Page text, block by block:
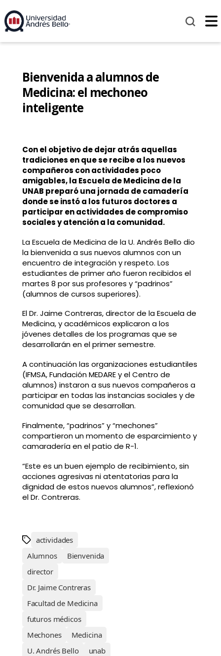
Bienvenida a alumnos de
Medicina: el mechoneo
inteligente
Con el objetivo de dejar atrás aquellas
tradiciones en que se recibe a los nuevos
compañeros con actividades poco
amigables, la Escuela de Medicina de la
UNAB preparó una jornada de camadería
donde se instó a los futuros doctores a
participar en actividades de compromiso
sociales y atención a la comunidad.
La Escuela de Medicina de la U. Andrés Bello dio
la bienvenida a sus nuevos alumnos con un
encuentro de integración y respeto. Los
estudiantes de primer año fueron recibidos el
martes 8 por sus profesores y “padrinos”
(alumnos de cursos superiores).
El Dr. Jaime Contreras, director de la Escuela de
Medicina, y académicos explicaron a los
jóvenes detalles de los programas que se
desarrollarán en el primer semestre.
A continuación las organizaciones estudiantiles
(IFMSA, Fundación MEDARE y el Centro de
alumnos) instaron a sus nuevos compañeros a
participar en todas las instancias sociales y de
comunidad que se desarrollan.
Finalmente, “padrinos” y “mechones”
compartieron un momento de esparcimiento y
camaradería en el patio de R-1.
“Este es un buen ejemplo de recibimiento, sin
acciones agresivas ni atentatorias para la
dignidad de estos nuevos alumnos”, reflexionó
el Dr. Contreras.
actividades
Alumnos
Bienvenida
director
Dr. Jaime Contreras
Facultad de Medicina
futuros médicos
Mechones
Medicina
U. Andrés Bello
unab